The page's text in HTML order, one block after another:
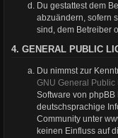
Du gestattest dem
abzuändern, sofern
sind, dem Betreiber
4. GENERAL PUBLIC
Du nimmst zur
GNU General Public
Software von
deutschsprachige
Community unter
keinen Einfluss auf